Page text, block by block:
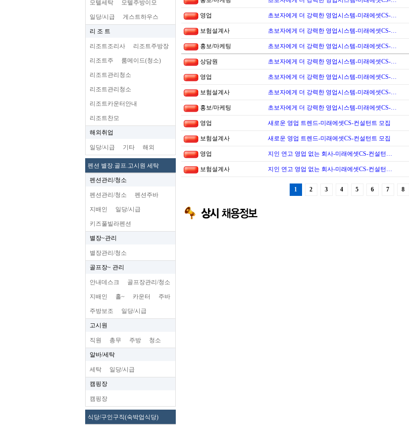
모텔세탁 모텔주방이모
일당/시급 게스트하우스
리 조 트
리조트조리사 리조트주방장
리조트주 룸메이드(청소)
리조트관리청소
리조트관리청소
리조트카운터안내
리조트찬모
해외취업
일당/시급 기타 해외
펜션 별장.골프.고시원 세탁
펜션관리/청소
펜션관리/청소 펜션주바
지배인 일당/시급
키즈풀빌라펜션
별장~관리
별장관리/청소
골프장~ 관리
안내데스크 골프장관리/청소
지배인 홀~ 카운터 주바
주방보조 일당/시급
고시원
직원 총무 주방 청소
알바/세탁
세탁 일당/시급
캠핑장
캠핑장
식당/구인구직(숙박업식당)
영업 초보자에게 더 강력한 영업시스템-미래에셋CS-…
보험설계사 초보자에게 더 강력한 영업시스템-미래에셋CS-…
홍보/마케팅 초보자에게 더 강력한 영업시스템-미래에셋CS-…
상담원 초보자에게 더 강력한 영업시스템-미래에셋CS-…
영업 초보자에게 더 강력한 영업시스템-미래에셋CS-…
보험설계사 초보자에게 더 강력한 영업시스템-미래에셋CS-…
홍보/마케팅 초보자에게 더 강력한 영업시스템-미래에셋CS-…
영업 새로운 영업 트렌드-미래에셋CS-컨설턴트 모집
보험설계사 새로운 영업 트렌드-미래에셋CS-컨설턴트 모집
영업 지인 연고 영업 없는 회사-미래에셋CS-컨설턴…
보험설계사 지인 연고 영업 없는 회사-미래에셋CS-컨설턴…
1 2 3 4 5 6 7 8